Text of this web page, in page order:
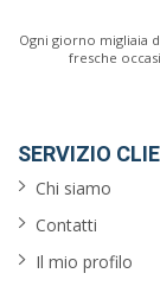
Ogni giorno migliaia
fresche
SERVIZIO
Chi siamo
Contatti
Il mio profilo